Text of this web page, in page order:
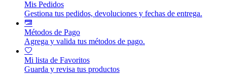
Mis Pedidos
Gestiona tus pedidos, devoluciones y fechas de entrega.
Métodos de Pago
Agrega y valida tus métodos de pago.
Mi lista de Favoritos
Guarda y revisa tus productos